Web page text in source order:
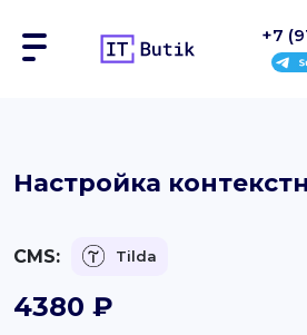
Блоки
На заказ
+7
Настройка
CMS: Tilda
4380 ₽